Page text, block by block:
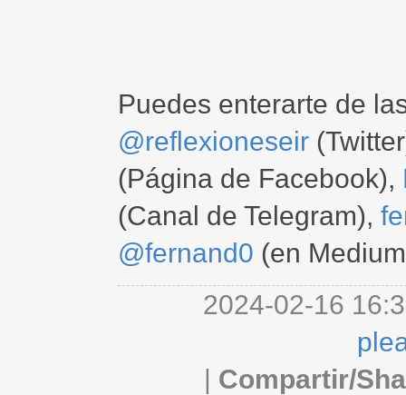
Puedes enterarte de
@reflexioneseir
(Página de Facebook),
(Canal de Telegram),
@fernand0 (en
2024-02-16
| Compartir/